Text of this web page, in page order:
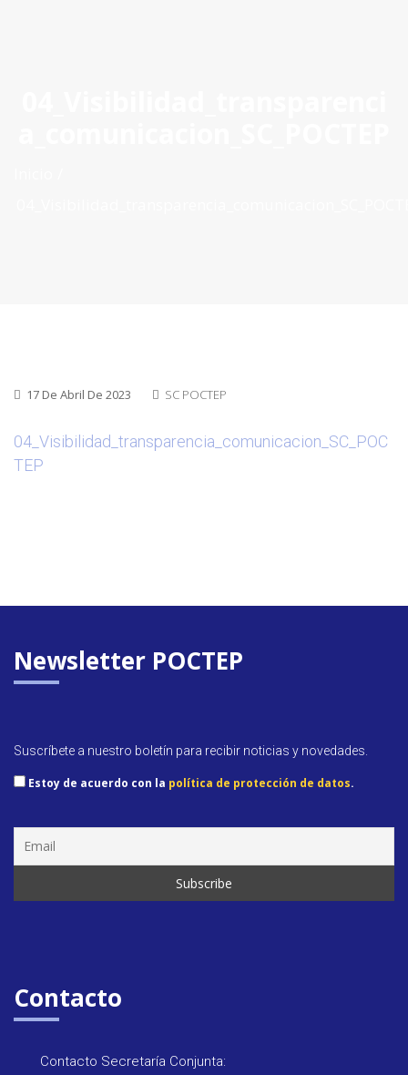
17 De Abril De 2023 SC POCTEP
04_Visibilidad_transparencia_comunicacion_SC_POC
TEP
Newsletter POCTEP
Suscríbete a nuestro boletín para recibir noticias y novedades.
Estoy de acuerdo con la política de protección de datos.
Contacto
Contacto Secretaría Conjunta: